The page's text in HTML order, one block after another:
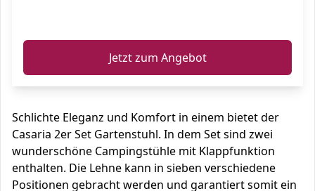
Jetzt zum Angebot
Schlichte Eleganz und Komfort in einem bietet der
Casaria 2er Set Gartenstuhl. In dem Set sind zwei
wunderschöne Campingstühle mit Klappfunktion
enthalten. Die Lehne kann in sieben verschiedene
Positionen gebracht werden und garantiert somit ein